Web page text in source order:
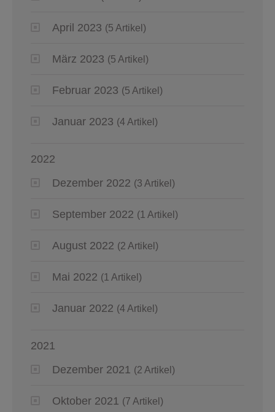
April 2023 (5 Artikel)
März 2023 (5 Artikel)
Februar 2023 (5 Artikel)
Januar 2023 (4 Artikel)
2022
Dezember 2022 (3 Artikel)
September 2022 (1 Artikel)
August 2022 (2 Artikel)
Mai 2022 (1 Artikel)
Januar 2022 (4 Artikel)
2021
Dezember 2021 (2 Artikel)
Oktober 2021 (7 Artikel)